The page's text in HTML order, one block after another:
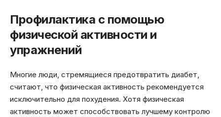
Профилактика с помощью
физической активности и
упражнений
Многие люди, стремящиеся предотвратить диабет,
считают, что физическая активность рекомендуется
исключительно для похудения. Хотя физическая
активность может способствовать лучшему контролю